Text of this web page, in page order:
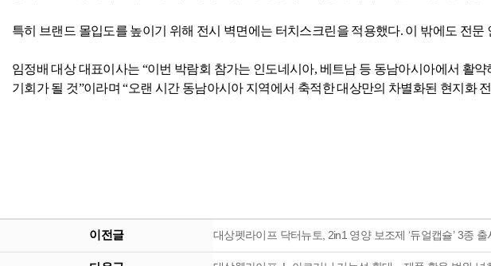
특히 브랜드 몰입도를 높이기 위해 전시 벽면에는 터치스크린을 적용했다. 이 밖에도 전문
임정배 대상 대표이사는 “이번 박람회 참가는 인도네시아, 베트남 등 동남아시아에서 활
기회가 될 것”이라며 “오랜 시간 동남아시아 지역에서 축적한 대상만의 차별화된 현지화
이전글 대상펫라이프 닥터뉴토, 2in1 영양 보조제 ‘듀얼캡슐’ 3종 출